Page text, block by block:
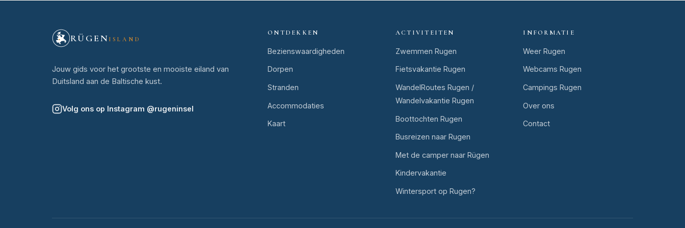
RÜGEN ISLAND
Jouw gids voor het grootste en mooiste eiland van
Duitsland aan de Baltische kust.
Volg ons op Instagram @rugeninsel
ONTDEKKEN
Bezienswaardigheden
Dorpen
Stranden
Accommodaties
Kaart
ACTIVITEITEN
Zwemmen Rugen
Fietsvakantie Rugen
WandelRoutes Rugen /
Wandelvakantie Rugen
Boottochten Rugen
Busreizen naar Rugen
Met de camper naar Rügen
Kindervakantie
Wintersport op Rugen?
INFORMATIE
Weer Rugen
Webcams Rugen
Campings Rugen
Over ons
Contact